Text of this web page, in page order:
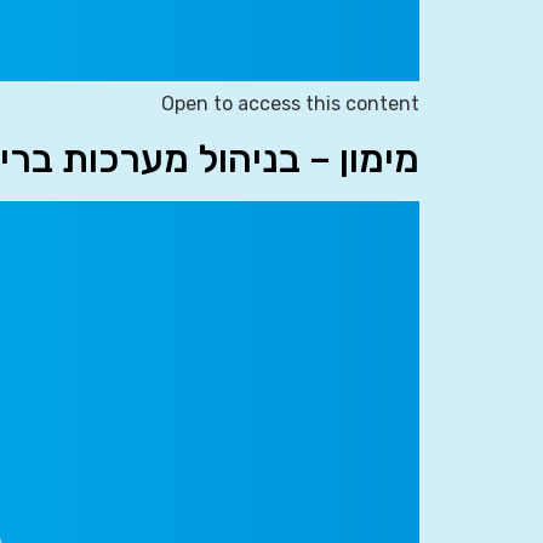
Open to access this content
מימון – בניהול מערכות